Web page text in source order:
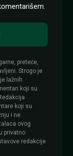
preteće,
Strogo je
lažnih
koji su
koji su
i ne
ovog
privatno
redakcije